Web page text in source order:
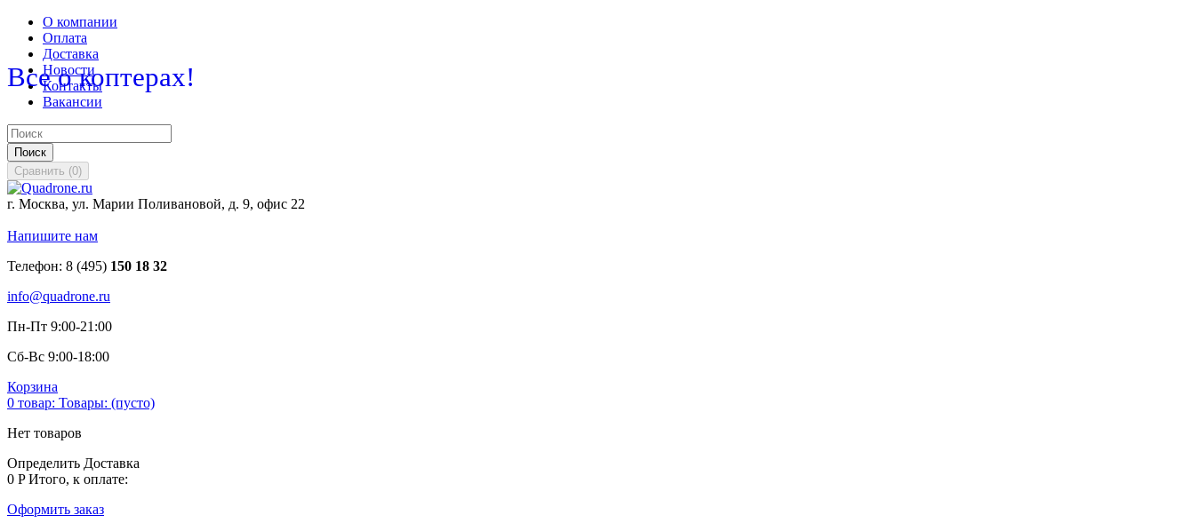
О компании
Оплата
Доставка
Новости
Контакты
Вакансии
Поиск
Сравнить (0)
Все о коптерах!
г. Москва, ул. Марии Поливановой, д. 9, офис 22
Напишите нам
Телефон: 8 (495) 150 18 32
info@quadrone.ru
Пн-Пт 9:00-21:00
Сб-Вс 9:00-18:00
Корзина
0 товар: Товары: (пусто)
Нет товаров
Определить Доставка
0 P Итого, к оплате:
Оформить заказ